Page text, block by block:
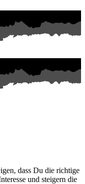
dass Du die richtige
und steigern die